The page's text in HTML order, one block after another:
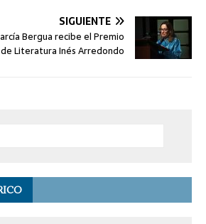
SIGUIENTE
Bergua recibe el Premio
Literatura Inés Arredondo